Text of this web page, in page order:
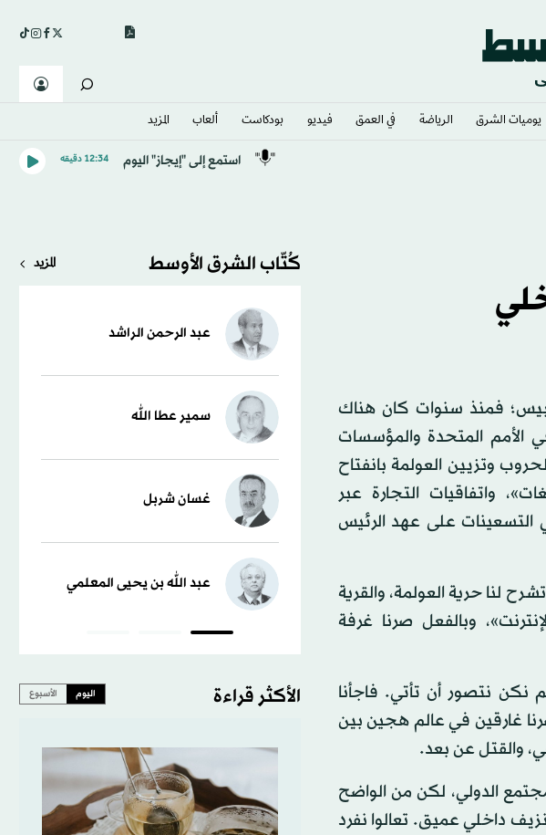
يوميات الشرق​ الرياضة في العمق فيديو بودكاست ألعاب المزيد
استمع إلى "إيجاز" اليوم 12:34 دقيقه
فمنذ سنوات كان هناك
المتحدة والمؤسسات
وتزيين العولمة بانفتاح
واتفاقيات التجارة عبر
التسعينات على عهد الرئيس
لنا حرية العولمة، والقرية
وبالفعل صرنا غرفة
نتصور أن تأتي. فاجأنا
غارقين في عالم هجين بين
والقتل عن بعد.
الدولي، لكن من الواضح
داخلي عميق. تعالوا نفرد
كُتّاب الشرق الأوسط المزيد
عبد الرحمن الراشد
سمير عطا الله
غسان شربل
عبد الله بن يحيى المعلمي
الأكثر قراءة اليوم الأسبوع